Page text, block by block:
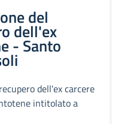
del
dell'ex
- Santo
dell'ex carcere
intitolato a